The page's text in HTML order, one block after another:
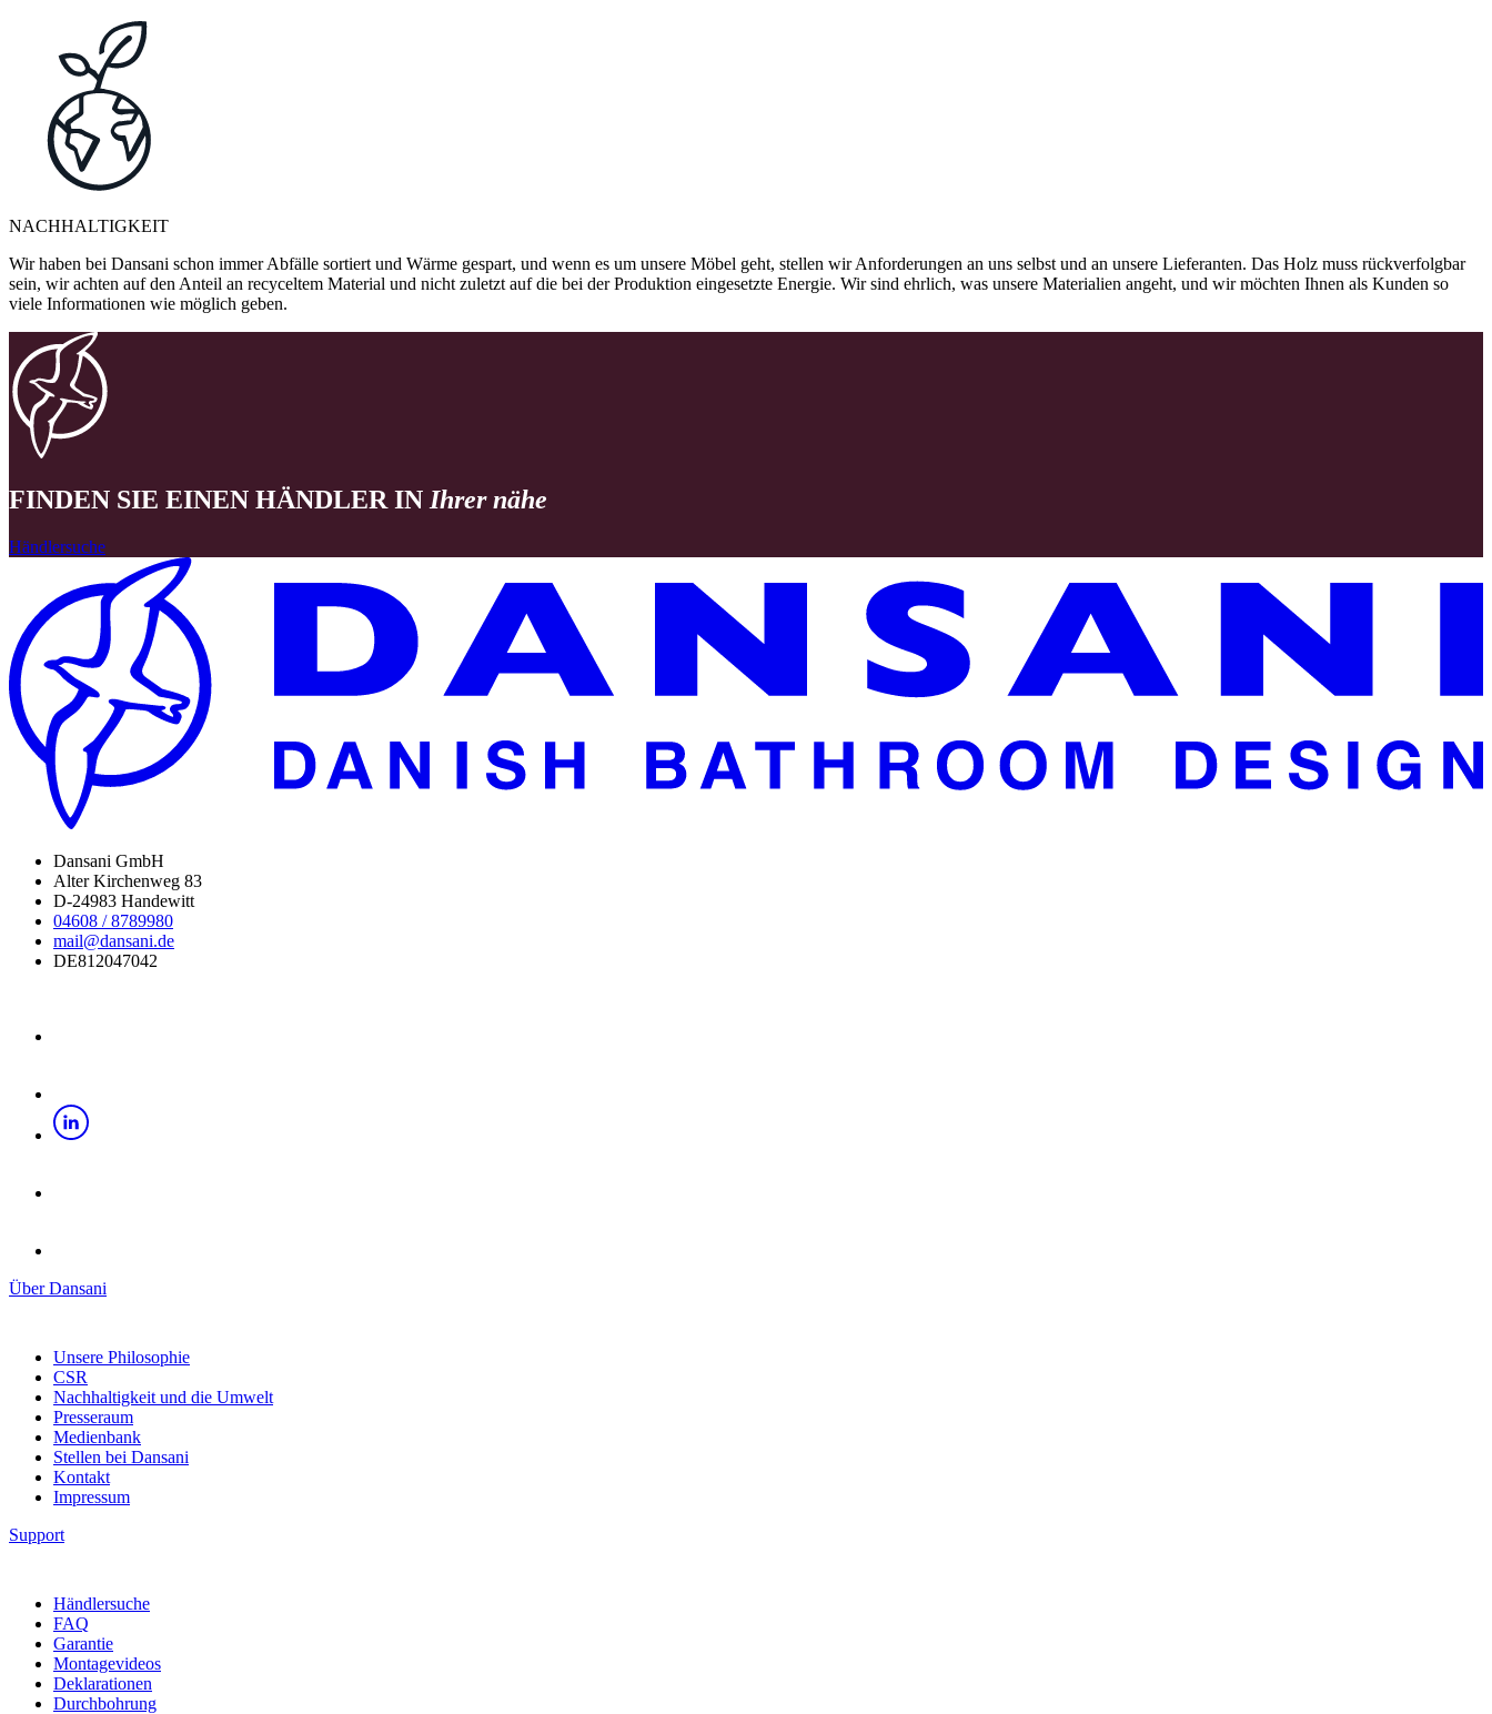
NACHHALTIGKEIT
Wir haben bei Dansani schon immer Abfälle sortiert und Wärme gespart, und wenn es um unsere Möbel geht, stellen wir Anforderungen an uns selbst und an unsere Lieferanten. Das Holz muss rückverfolgbar
sein, wir achten auf den Anteil an recyceltem Material und nicht zuletzt auf die bei der Produktion eingesetzte Energie. Wir sind ehrlich, was unsere Materialien angeht, und wir möchten Ihnen als Kunden so
viele Informationen wie möglich geben.
FINDEN SIE EINEN HÄNDLER IN Ihrer nähe
Händlersuche
Dansani GmbH
Alter Kirchenweg 83
D-24983 Handewitt
04608 / 8789980
mail@dansani.de
DE812047042
Über Dansani
Unsere Philosophie
CSR
Nachhaltigkeit und die Umwelt
Presseraum
Medienbank
Stellen bei Dansani
Kontakt
Impressum
Support
Händlersuche
FAQ
Garantie
Montagevideos
Deklarationen
Durchbohrung